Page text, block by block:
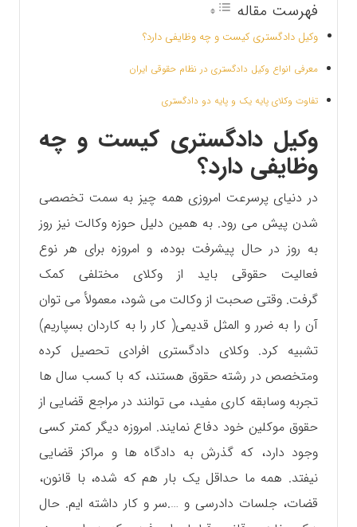
فهرست مقاله
وکیل دادگستری کیست و چه وظایفی دارد؟
معرفی انواع وکیل دادگستری در نظام حقوقی ایران
تفاوت وکلای پایه یک و پایه دو دادگستری
وکیل دادگستری کیست و چه
وظایفی دارد؟
در دنیای پرسرعت امروزی همه چیز به سمت تخصصی
شدن پیش می رود. به همین دلیل حوزه وکالت نیز روز
به روز در حال پیشرفت بوده، و‌ امروزه برای هر نوع
فعالیت حقوقی باید از وکلای مختلفی کمک
گرفت. وقتی صحبت از وکالت می شود، معمولأ می توان
آن را به ضرر و المثل قدیمی( کار را به کاردان بسپاریم)
تشبیه کرد. وکلای دادگستری افرادی تحصیل کرده
و‌متخصص در رشته حقوق هستند، که با کسب سال ها
تجربه و‌سابقه کاری مفید، می توانند در مراجع قضایی از
حقوق موکلین خود دفاع نمایند. امروزه دیگر کمتر کسی
وجود دارد، که گذرش به دادگاه ها و مراکز قضایی
نیفتد. همه ما حداقل یک بار هم که شده، با قانون،
قضات، جلسات دادرسی و ….سر و کار داشته ایم. حال